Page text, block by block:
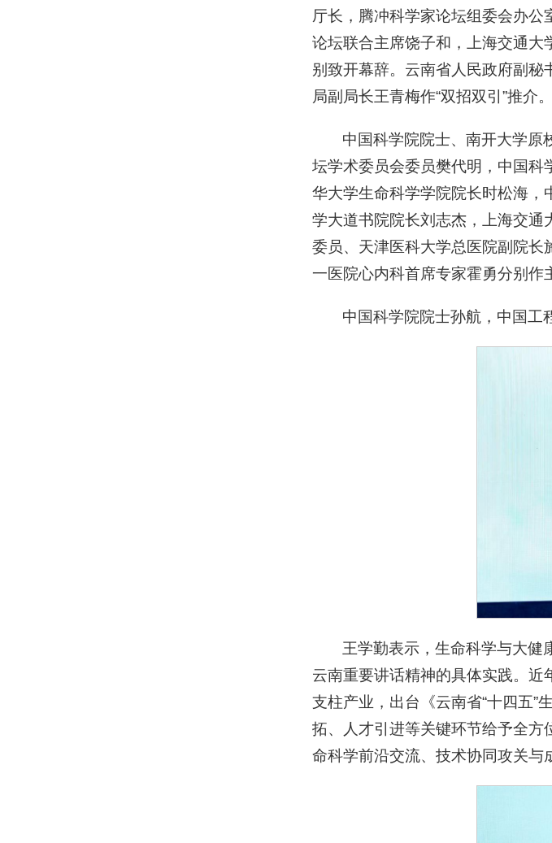
厅长，腾冲科学家论坛组委会办
论坛联合主席饶子和，上海交通大
别致开幕辞。云南省人民政府副
局副局长王青梅作“双招双引”推介。
中国科学院院士、南开大学原
坛学术委员会委员樊代明，中国
华大学生命科学学院院长时松海，
学大道书院院长刘志杰，上海交
委员、天津医科大学总医院副院长
一医院心内科首席专家霍勇分别作
中国科学院院士孙航，中国工
王学勤表示，生命科学与大健
云南重要讲话精神的具体实践。
支柱产业，出台《云南省“十四五”
拓、人才引进等关键环节给予全方
命科学前沿交流、技术协同攻关与